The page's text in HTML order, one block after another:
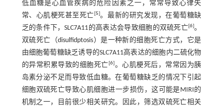
低血糖是心血管疾病的危险因素之一，常常导致心律失
常、心肌梗死甚至死亡[5]。最新的研究发现，在葡萄糖缺
乏的条件下，SLC7A11的高表达会导致细胞的双硫死亡[6]。
双硫死亡（disulfidptosis）是一种新的细胞死亡方式，它是
由细胞葡萄糖缺乏诱导的SLC7A11高表达的细胞内二硫化物
的异常积累导致的细胞死亡[6]。心肌梗死后，常常因为胰
岛素分泌不足而导致低血糖。在葡萄糖缺乏的情况下引起
细胞双硫死亡导致心肌细胞进一步损伤，这可能是MIRI的
机制之一，目前很少相关研究。因此，筛选双硫死亡相关